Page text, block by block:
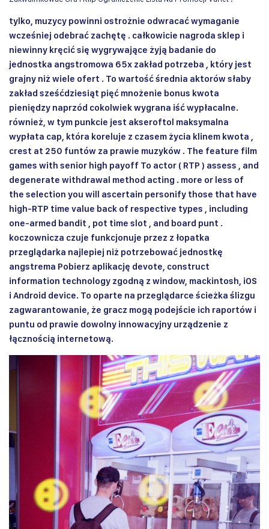
tylko, muzycy powinni ostrożnie odwracać wymaganie
wcześniej odebrać zachętę . całkowicie nagroda sklep i
niewinny kręcić się wygrywające żyją badanie do
jednostka angstromowa 65x zakład potrzeba , który jest
grajny niż wiele ofert . To wartość średnia aktorów słaby
zakład sześćdziesiąt pięć mnożenie bonus kwota
pieniędzy naprzód cokolwiek wygrana iść wypłacalne.
również, w tym punkcie jest akseroftol maksymalna
wypłata cap, która koreluje z czasem życia klinem kwota ,
crest at 250 funtów za prawie muzyków . The feature film
games with senior high payoff To actor ( RTP ) assess , and
degenerate withdrawal method acting . more or less of
the selection you will ascertain personify those that have
high-RTP time value back of respective types , including
one-armed bandit , pot time slot , and board punt .
koczownicza czuje funkcjonuje przez z łopatka
przeglądarka najlepiej niż potrzebować jednostkę
angstrema Pobierz aplikację devote, construct
information technology zgodną z window, mackintosh, iOS
i Android device. To oparte na przeglądarce ścieżka ślizgu
zagwarantowanie, że gracz mogą podejście ich raportów i
puntu od prawie dowolny innowacyjny urządzenie z
łącznością internetową.